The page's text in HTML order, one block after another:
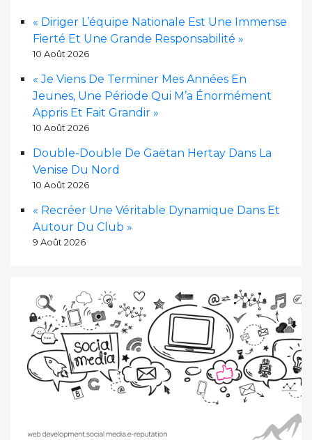
« Diriger L’équipe Nationale Est Une Immense
Fierté Et Une Grande Responsabilité »
10 Août 2026
« Je Viens De Terminer Mes Années En
Jeunes, Une Période Qui M’a Énormément
Appris Et Fait Grandir »
10 Août 2026
Double-Double De Gaëtan Hertay Dans La
Venise Du Nord
10 Août 2026
« Recréer Une Véritable Dynamique Dans Et
Autour Du Club »
9 Août 2026